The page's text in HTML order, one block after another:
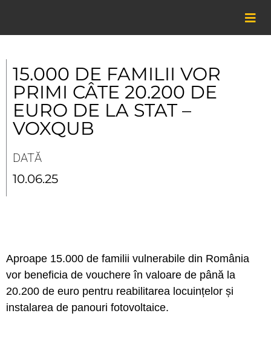
content
15.000 DE FAMILII VOR
PRIMI CÂTE 20.200 DE
EURO DE LA STAT –
VOXQUB
DATĂ
10.06.25
Aproape 15.000 de familii vulnerabile din România
vor beneficia de vouchere în valoare de până la
20.200 de euro pentru reabilitarea locuințelor și
instalarea de panouri fotovoltaice.